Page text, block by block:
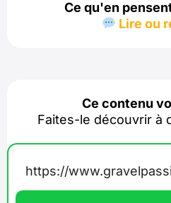
Ce qu'en
Lire ou
Ce contenu
Faites-le découvrir à